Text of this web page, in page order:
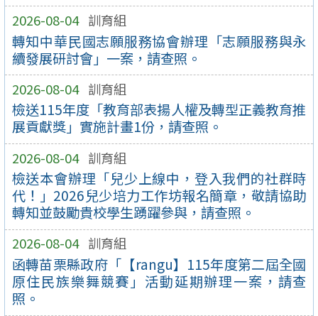
2026-08-04 訓育組
轉知中華民國志願服務協會辦理「志願服務與永
續發展研討會」一案，請查照。
2026-08-04 訓育組
檢送115年度「教育部表揚人權及轉型正義教育推
展貢獻獎」實施計畫1份，請查照。
2026-08-04 訓育組
檢送本會辦理「兒少上線中，登入我們的社群時
代！」2026兒少培力工作坊報名簡章，敬請協助
轉知並鼓勵貴校學生踴躍參與，請查照。
2026-08-04 訓育組
函轉苗栗縣政府「【rangu】115年度第二屆全國
原住民族樂舞競賽」活動延期辦理一案，請查
照。